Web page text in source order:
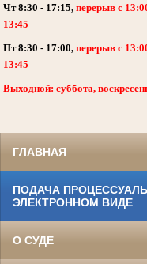
Чт 8:30 - 17:15,перерыв с
13:45
Пт 8:30 - 17:00, перерыв с
13:45
Выходной: суббота,
ГЛАВНАЯ
ПОДАЧА
ЭЛЕКТРОННОМ ВИДЕ
О СУДЕ